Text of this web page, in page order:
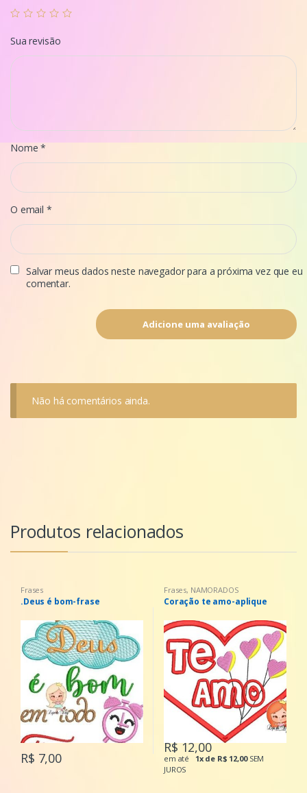
Sua revisão
Nome*
O email *
Salvar meus dados neste navegador para a próxima vez que eu
comentar.
Não há comentários ainda.
Produtos relacionados
Frases
.Deus é bom-frase
R$ 7,00
Frases, NAMORADOS
Coração te amo-aplique
R$ 12,00
em até 1x de R$ 12,00SEM
JUROS